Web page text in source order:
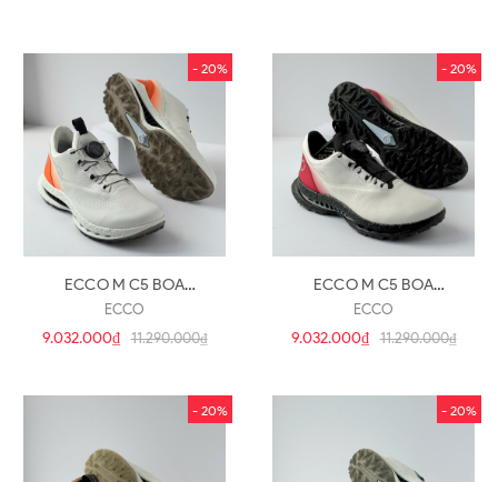
- 20%
ECCO M C5 BOA
13261461921(s674)
ECCO
9.032.000₫ 11.290.000₫
- 20%
ECCO M C5 BOA
13261455428(s673)
ECCO
9.032.000₫ 11.290.000₫
- 20% - 20%